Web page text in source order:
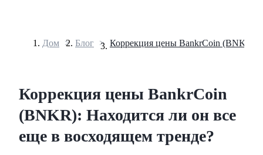
Дом > Блог >
Коррекция цены BankrCoin
(BNKR): Находится ли он все
еще в восходящем тренде?